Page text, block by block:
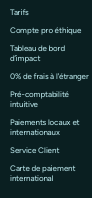
Tarifs
Compte pro éthique
Tableau de bord
d’impact
0% de frais à l'étranger
Pré-comptabilité
intuitive
Paiements locaux et
internationaux
Service Client
Carte de paiement
international